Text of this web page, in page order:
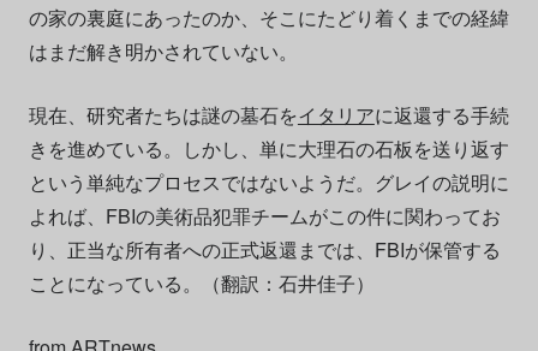
の家の裏庭にあったのか、そこにたどり着くまでの経緯
はまだ解き明かされていない。
現在、研究者たちは謎の墓石をイタリアに返還する手続
きを進めている。しかし、単に大理石の石板を送り返す
という単純なプロセスではないようだ。グレイの説明に
よれば、FBIの美術品犯罪チームがこの件に関わってお
り、正当な所有者への正式返還までは、FBIが保管する
ことになっている。（翻訳：石井佳子）